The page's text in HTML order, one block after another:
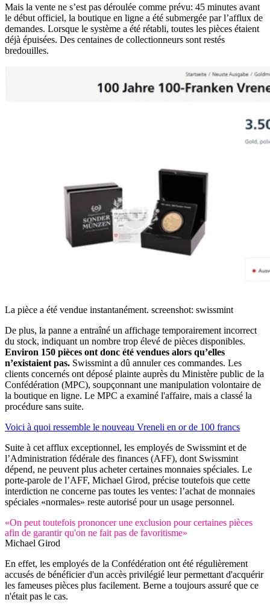
Mais la vente ne s’est pas déroulée comme prévu: 45 minutes avant
le début officiel, la boutique en ligne a été submergée par l’afflux de
demandes. Lorsque le système a été rétabli, toutes les pièces étaient
déjà épuisées. Des centaines de collectionneurs sont restés
bredouilles.
La pièce a été vendue instantanément. screenshot: swissmint
De plus, la panne a entraîné un affichage temporairement incorrect
du stock, indiquant un nombre trop élevé de pièces disponibles.
Environ 150 pièces ont donc été vendues alors qu’elles
n’existaient pas. Swissmint a dû annuler ces commandes. Les
clients concernés ont déposé plainte auprès du Ministère public de la
Confédération (MPC), soupçonnant une manipulation volontaire de
la boutique en ligne. Le MPC a examiné l'affaire, mais a classé la
procédure sans suite.
Voici à quoi ressemble le nouveau Vreneli en or de 100 francs
Suite à cet afflux exceptionnel, les employés de Swissmint et de
l’Administration fédérale des finances (AFF), dont Swissmint
dépend, ne peuvent plus acheter certaines monnaies spéciales. Le
porte-parole de l’AFF, Michael Girod, précise toutefois que cette
interdiction ne concerne pas toutes les ventes: l’achat de monnaies
spéciales «normales» reste autorisé pour un usage personnel.
«On peut toutefois prononcer une exclusion pour certaines pièces
afin de garantir qu'on ne fait pas de favoritisme»
Michael Girod
En effet, les employés de la Confédération ont été régulièrement
accusés de bénéficier d'un accès privilégié leur permettant d'acquérir
les fameuses pièces plus facilement. Berne a toujours assuré que ce
n'était pas le cas.